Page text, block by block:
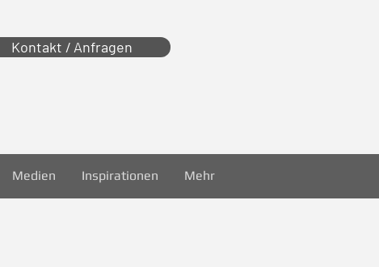
Kontakt / Anfragen
Medien Inspirationen Mehr